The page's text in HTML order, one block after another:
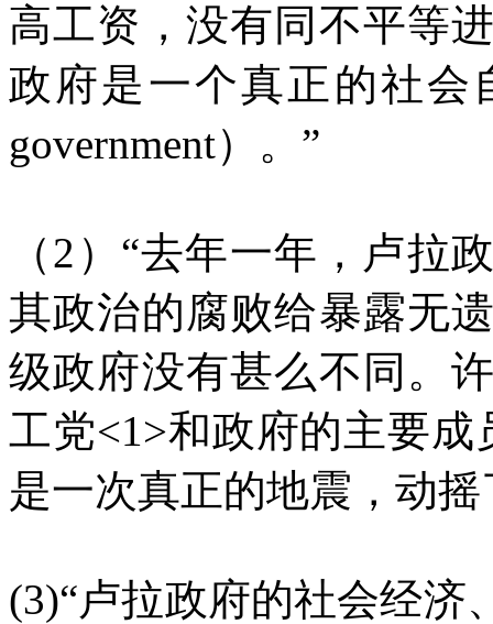
高工资，没有同不平等
政府是一个真正的社会
government）。”
（2）“去年一年，卢拉
其政治的腐败给暴露无
级政府没有甚么不同。
工党<1>和政府的主要成
是一次真正的地震，动
(3)“卢拉政府的社会经济